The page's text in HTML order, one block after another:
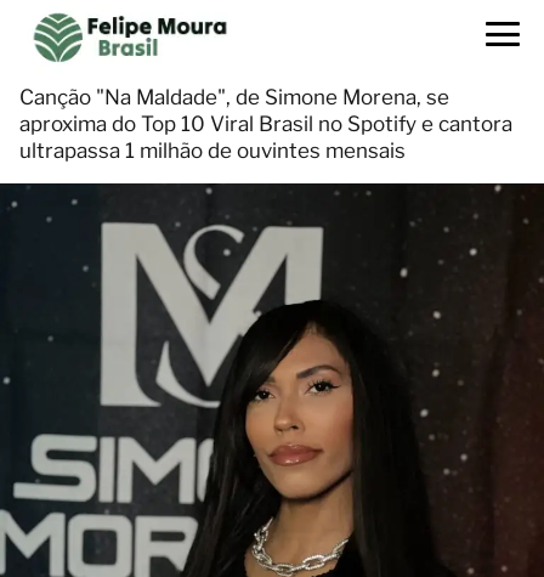
Canção "Na Maldade", de Simone Morena, se
aproxima do Top 10 Viral Brasil no Spotify e cantora
ultrapassa 1 milhão de ouvintes mensais